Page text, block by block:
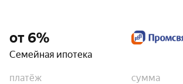
от 6%
Семейная ипотека
платёж
сумма